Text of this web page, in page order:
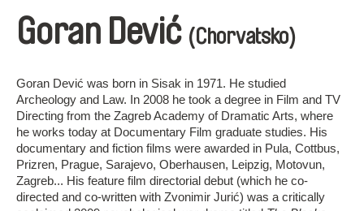
Goran Dević (Chorvatsko)
Goran Dević was born in Sisak in 1971. He studied
Archeology and Law. In 2008 he took a degree in Film and TV
Directing from the Zagreb Academy of Dramatic Arts, where
he works today at Documentary Film graduate studies. His
documentary and fiction films were awarded in Pula, Cottbus,
Prizren, Prague, Sarajevo, Oberhausen, Leipzig, Motovun,
Zagreb... His feature film directorial debut (which he co-
directed and co-written with Zvonimir Jurić) was a critically